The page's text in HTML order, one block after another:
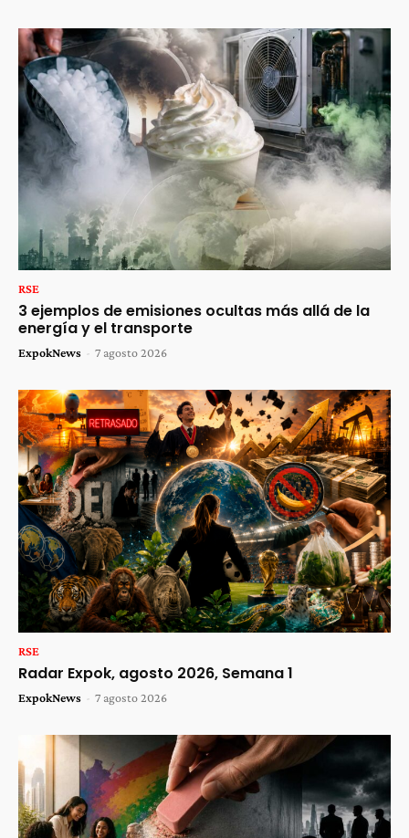
RSE
3 ejemplos de emisiones ocultas más allá de la
energía y el transporte
ExpokNews - 7 agosto 2026
RSE
Radar Expok, agosto 2026, Semana 1
ExpokNews - 7 agosto 2026